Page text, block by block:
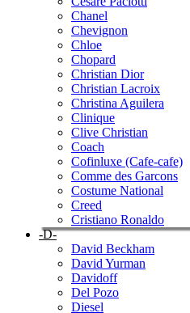
Chanel
Chevignon
Chloe
Chopard
Christian Dior
Christian Lacroix
Christina Aguilera
Clinique
Clive Christian
Coach
Cofinluxe (Cafe-cafe)
Comme des Garcons
Costume National
Creed
Cristiano Ronaldo
-D-
David Beckham
David Yurman
Davidoff
Del Pozo
Diesel